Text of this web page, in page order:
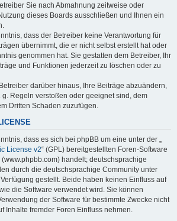
Sie nach Abmahnung zeitweise oder
dieses Boards ausschließen und Ihnen ein
dass der Betreiber keine Verantwortung für
übernimmt, die er nicht selbst erstellt hat oder
genommen hat. Sie gestatten dem Betreiber, Ihr
und Funktionen jederzeit zu löschen oder zu
darüber hinaus, Ihre Beiträge abzuändern,
g. Regeln verstoßen oder geeignet sind, dem
Dritten Schaden zuzufügen.
dass es sich bei phpBB um eine unter der „
License v2“ (GPL) bereitgestellten Foren-Software
handelt; deutschsprachige
durch die deutschsprachige Community unter
gestellt. Beide haben keinen Einfluss auf
die Software verwendet wird. Sie können
der Software für bestimmte Zwecke nicht
Inhalte fremder Foren Einfluss nehmen.